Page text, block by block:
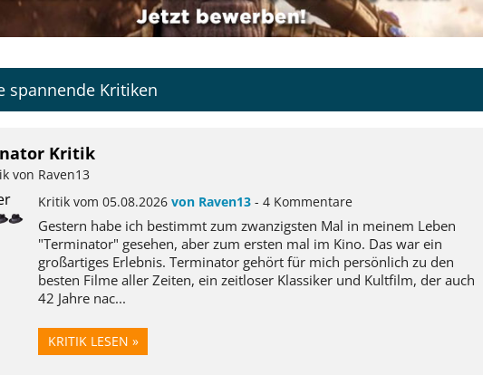
spannende Kritiken
Kritik
von Raven13
Kritik vom 05.08.2026 von Raven13 - 4 Kommentare
Gestern habe ich bestimmt zum zwanzigsten Mal in meinem Leben
"Terminator" gesehen, aber zum ersten mal im Kino. Das war ein
großartiges Erlebnis. Terminator gehört für mich persönlich zu den
besten Filme aller Zeiten, ein zeitloser Klassiker und Kultfilm, der auch
42 Jahre nac...
KRITIK LESEN »